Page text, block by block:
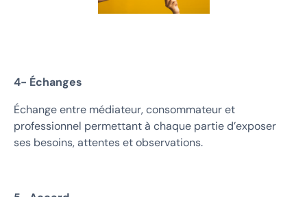
4- Échanges
Échange entre médiateur, consommateur et
professionnel permettant à chaque partie d’exposer
ses besoins, attentes et observations.